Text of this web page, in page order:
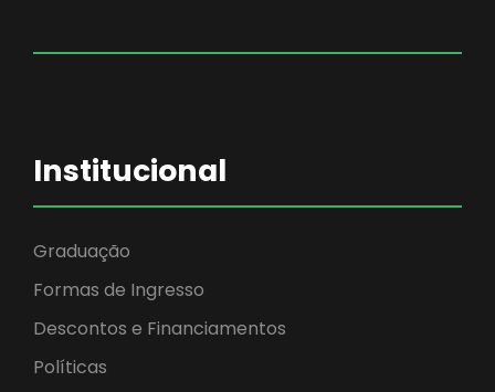
Institucional
Graduação
Formas de Ingresso
Descontos e Financiamentos
Políticas